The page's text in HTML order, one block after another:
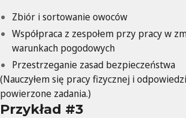
Zbiór i sortowanie owoców
Współpraca z zespołem przy pracy w
warunkach pogodowych
Przestrzeganie zasad bezpieczeństwa
(Nauczyłem się pracy fizycznej i
powierzone zadania.)
Przykład #3